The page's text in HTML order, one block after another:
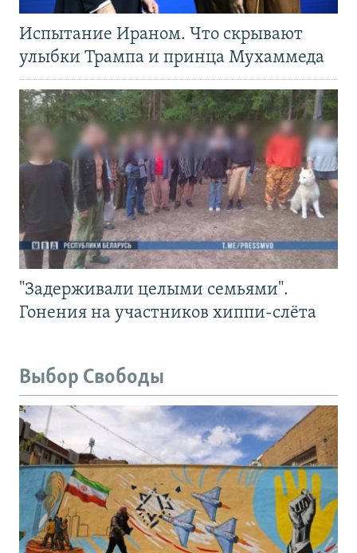
Испытание Ираном. Что скрывают
улыбки Трампа и принца Мухаммеда
"Задерживали целыми семьями".
Гонения на участников хиппи-слёта
Выбор Свободы